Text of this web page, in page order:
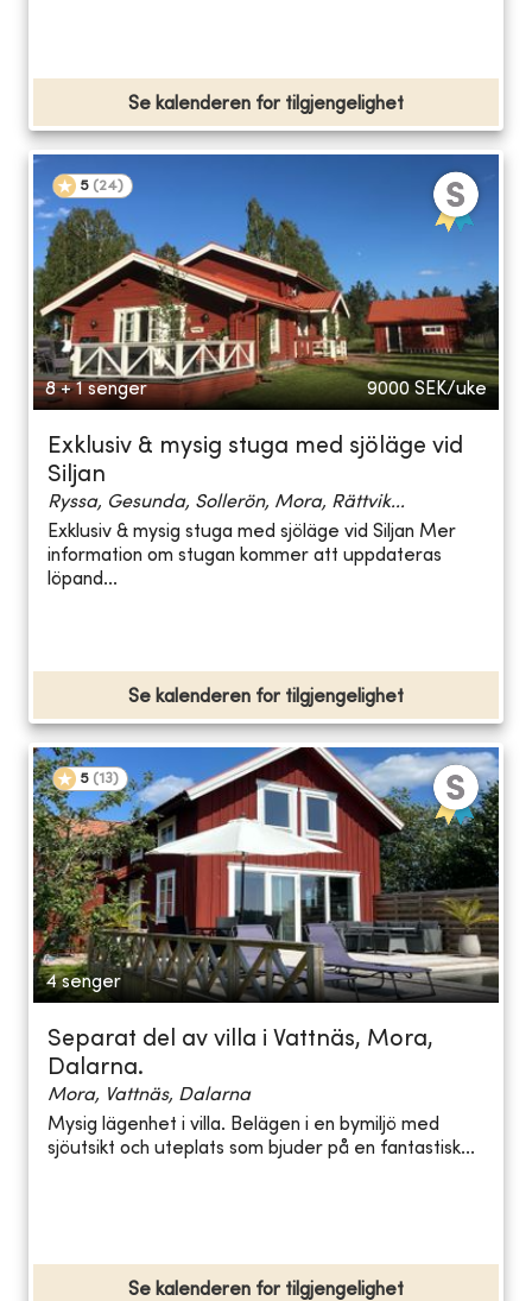
Se kalenderen for tilgjengelighet
5 (24)
8 + 1 senger 9000 SEK/uke
Exklusiv & mysig stuga med sjöläge vid
Siljan
Ryssa, Gesunda, Sollerön, Mora, Rättvik...
Exklusiv & mysig stuga med sjöläge vid Siljan Mer
information om stugan kommer att uppdateras
löpand...
Se kalenderen for tilgjengelighet
5 (13)
4 senger
Separat del av villa i Vattnäs, Mora,
Dalarna.
Mora, Vattnäs, Dalarna
Mysig lägenhet i villa. Belägen i en bymiljö med
sjöutsikt och uteplats som bjuder på en fantastisk...
Se kalenderen for tilgjengelighet